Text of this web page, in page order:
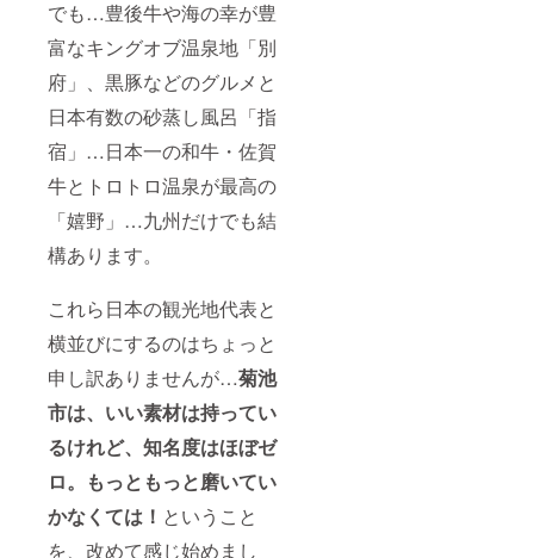
でも…豊後牛や海の幸が豊
富なキングオブ温泉地「別
府」、黒豚などのグルメと
日本有数の砂蒸し風呂「指
宿」…日本一の和牛・佐賀
牛とトロトロ温泉が最高の
「嬉野」…九州だけでも結
構あります。
これら日本の観光地代表と
横並びにするのはちょっと
申し訳ありませんが…菊池
市は、いい素材は持ってい
るけれど、知名度はほぼゼ
ロ。もっともっと磨いてい
かなくては！ ということ
を、改めて感じ始めまし